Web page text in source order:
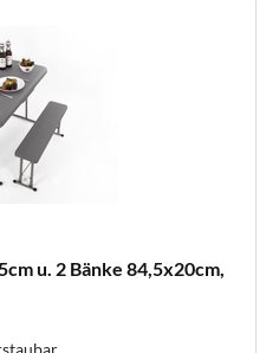
u. 2 Bänke 84,5x20cm,